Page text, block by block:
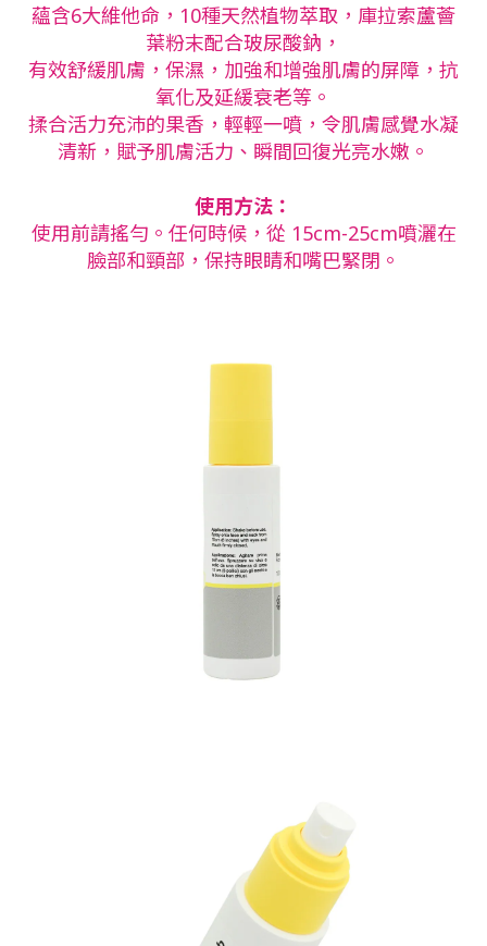
蘊含6大維他命，10種天然植物萃取，庫拉索蘆薈
葉粉末配合玻尿酸鈉，
有效舒緩肌膚，保濕，加強和增強肌膚的屏障，抗
氧化及延緩衰老等。
揉合活力充沛的果香，輕輕一噴，令肌膚感覺水凝
清新，賦予肌膚活力、瞬間回復光亮水嫩。
使用方法：
使用前請搖勻。任何時候，從 15cm-25cm噴灑在
臉部和頸部，保持眼睛和嘴巴緊閉。